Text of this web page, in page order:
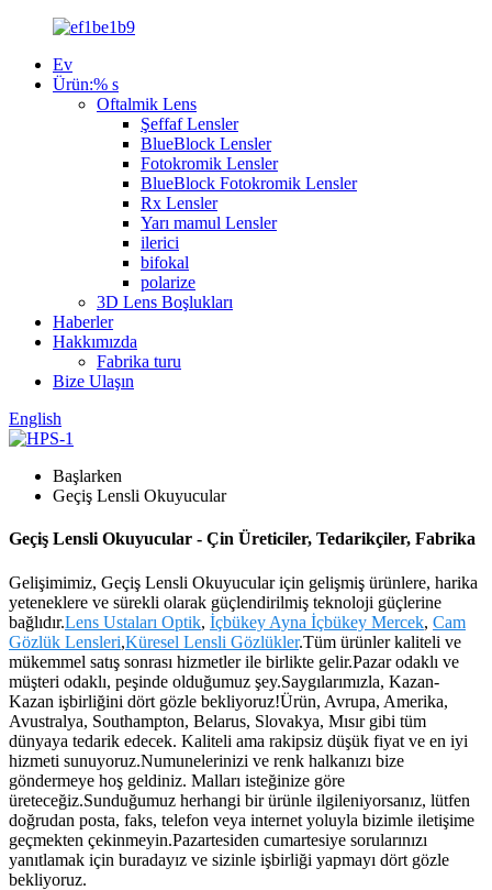
Ev
Ürün:% s
Oftalmik Lens
Şeffaf Lensler
BlueBlock Lensler
Fotokromik Lensler
BlueBlock Fotokromik Lensler
Rx Lensler
Yarı mamul Lensler
ilerici
bifokal
polarize
3D Lens Boşlukları
Haberler
Hakkımızda
Fabrika turu
Bize Ulaşın
English
Başlarken
Geçiş Lensli Okuyucular
Geçiş Lensli Okuyucular - Çin Üreticiler, Tedarikçiler, Fabrika
Gelişimimiz, Geçiş Lensli Okuyucular için gelişmiş ürünlere, harika
yeteneklere ve sürekli olarak güçlendirilmiş teknoloji güçlerine
bağlıdır.Lens Ustaları Optik, İçbükey Ayna İçbükey Mercek, Cam
Gözlük Lensleri,Küresel Lensli Gözlükler.Tüm ürünler kaliteli ve
mükemmel satış sonrası hizmetler ile birlikte gelir.Pazar odaklı ve
müşteri odaklı, peşinde olduğumuz şey.Saygılarımızla, Kazan-
Kazan işbirliğini dört gözle bekliyoruz!Ürün, Avrupa, Amerika,
Avustralya, Southampton, Belarus, Slovakya, Mısır gibi tüm
dünyaya tedarik edecek. Kaliteli ama rakipsiz düşük fiyat ve en iyi
hizmeti sunuyoruz.Numunelerinizi ve renk halkanızı bize
göndermeye hoş geldiniz. Malları isteğinize göre
üreteceğiz.Sunduğumuz herhangi bir ürünle ilgileniyorsanız, lütfen
doğrudan posta, faks, telefon veya internet yoluyla bizimle iletişime
geçmekten çekinmeyin.Pazartesiden cumartesiye sorularınızı
yanıtlamak için buradayız ve sizinle işbirliği yapmayı dört gözle
bekliyoruz.